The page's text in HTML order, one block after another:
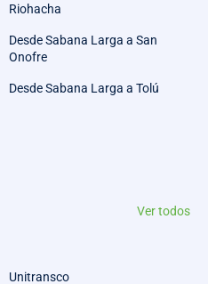
Riohacha
Desde Sabana Larga a San
Onofre
Desde Sabana Larga a Tolú
Ver todos
Unitransco